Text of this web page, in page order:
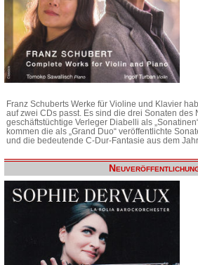
Franz Schuberts Werke für Violine und Klavier
auf zwei CDs passt. Es sind die drei Sonaten des
geschäftstüchtige Verleger Diabelli als
kommen die als „Grand Duo“ veröffentlichte
und die bedeutende C-Dur-Fantasie aus dem Jahr